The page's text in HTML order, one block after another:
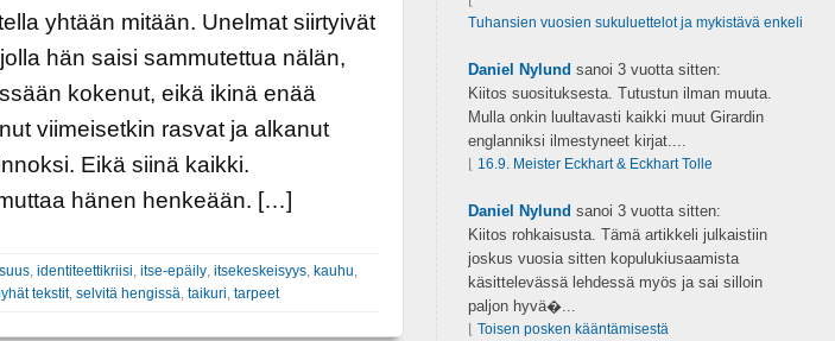
yhtään mitään. Unelmat siirtyivät
hän saisi sammutettua nälän,
kokenut, eikä ikinä enää
viimeisetkin rasvat ja alkanut
Eikä siinä kaikki.
hänen henkeään. […]
, identiteettikriisi itse-epäily, itsekeskeisyys, kauhu
tekstit, selvitä hengissä taikuri tarpeet
Tuhansien vuosien sukuluettelot ja mykistävä enkeli
Daniel Nylund sanoi 3 vuotta sitten:
Kiitos suosituksesta. Tutustun ilman muuta.
Mulla onkin luultavasti kaikki muut Girardin
englanniksi ilmestyneet kirjat....
16.9. Meister Eckhart & Eckhart Tolle
Daniel Nylund sanoi 3 vuotta sitten:
Kiitos rohkaisusta. Tämä artikkeli julkaistiin
joskus vuosia sitten kopulukiusaamista
käsittelevässä lehdessä myös ja sai silloin
paljon hyvä�...
Toisen posken kääntämisestä